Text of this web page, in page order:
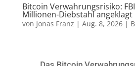
Bitcoin Verwahrungsrisiko:
Millionen-Diebstahl angeklagt
von Jonas Franz | Aug. 8, 2026|